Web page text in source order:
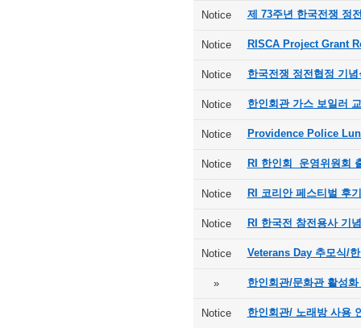
Notice 제 73주년 한국전쟁 정
Notice RISCA Project Grant
Notice 한국전쟁 정전협정 기념
Notice 한인회관 가스 보일러
Notice Providence Police
Notice RI 한인회 운영위원회
Notice RI 코리안 페스티벌 후기
Notice RI 한국전 참전용사 기
Notice Veterans Day 추모식/
» 한인회관/문화관 활성화
Notice 한인회관/ 노래방 사용